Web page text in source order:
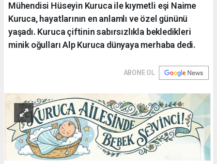
Mühendisi Hüseyin Kuruca ile kıymetli eşi Naime
Kuruca, hayatlarının en anlamlı ve özel gününü
yaşadı. Kuruca çiftinin sabırsızlıkla bekledikleri
minik oğulları Alp Kuruca dünyaya merhaba dedi.
ABONE OL